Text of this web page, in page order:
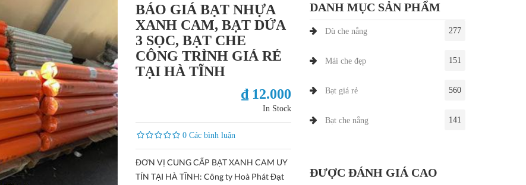
BÁO GIÁ BẠT NHỰA
XANH CAM, BẠT DỨA
3 SỌC, BẠT CHE
CÔNG TRÌNH GIÁ RẺ
TẠI HÀ TĨNH
₫ 12.000
In Stock
0 Các bình luận
ĐƠN VỊ CUNG CẤP BẠT XANH CAM UY
TÍN TẠI HÀ TĨNH: Công ty Hoà Phát Đạt
DANH MỤC SẢN PHẨM
Dù che nắng 277
Mái che đẹp 151
Bạt giá rẻ 560
Bạt che nắng 141
ĐƯỢC ĐÁNH GIÁ CAO